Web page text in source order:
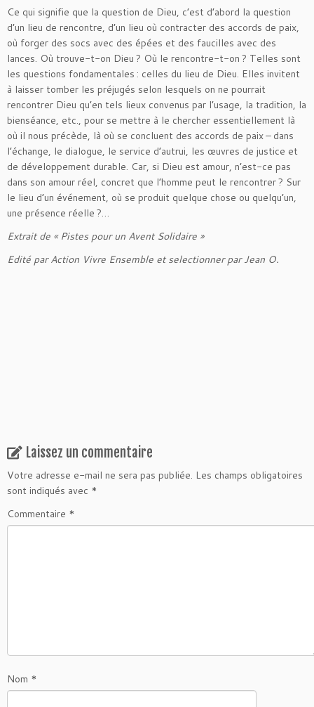
Ce qui signifie que la question de Dieu, c’est d’abord la question
d’un lieu de rencontre, d’un lieu où contracter des accords de paix,
où forger des socs avec des épées et des faucilles avec des
lances. Où trouve-t-on Dieu ? Où le rencontre-t-on ? Telles sont
les questions fondamentales : celles du lieu de Dieu. Elles invitent
à laisser tomber les préjugés selon lesquels on ne pourrait
rencontrer Dieu qu’en tels lieux convenus par l’usage, la tradition, la
bienséance, etc., pour se mettre à le chercher essentiellement là
où il nous précède, là où se concluent des accords de paix – dans
l’échange, le dialogue, le service d’autrui, les œuvres de justice et
de développement durable. Car, si Dieu est amour, n’est-ce pas
dans son amour réel, concret que l’homme peut le rencontrer ? Sur
le lieu d’un événement, où se produit quelque chose ou quelqu’un,
une présence réelle ?…
Extrait de « Pistes pour un Avent Solidaire »
Edité par Action Vivre Ensemble et selectionner par Jean O.
Laissez un commentaire
Votre adresse e-mail ne sera pas publiée. Les champs obligatoires
sont indiqués avec *
Commentaire *
Nom *